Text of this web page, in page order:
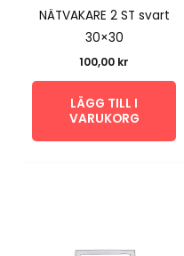
NÄTVAKARE 2 ST svart
30×30
100,00 kr
LÄGG TILL I
VARUKORG